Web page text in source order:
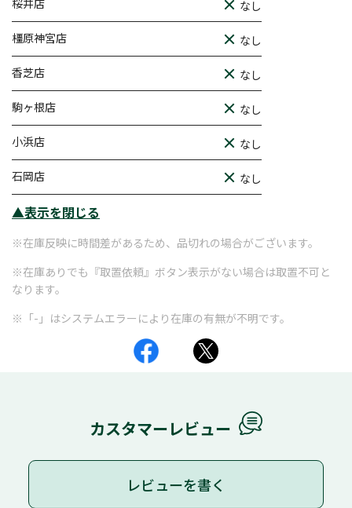
桜井店 なし
橿原神宮店 なし
香芝店 なし
駒ヶ根店 なし
小浜店 なし
石岡店 なし
▲表示を閉じる
※在庫反映に時間差があるため、品切れの場合がございます。
※在庫ありでも『取置依頼』ボタン表示がない場合は取置不可と
なります。
※「-」はシステムエラーにより在庫の有無が不明です。
カスタマーレビュー
レビューを書く